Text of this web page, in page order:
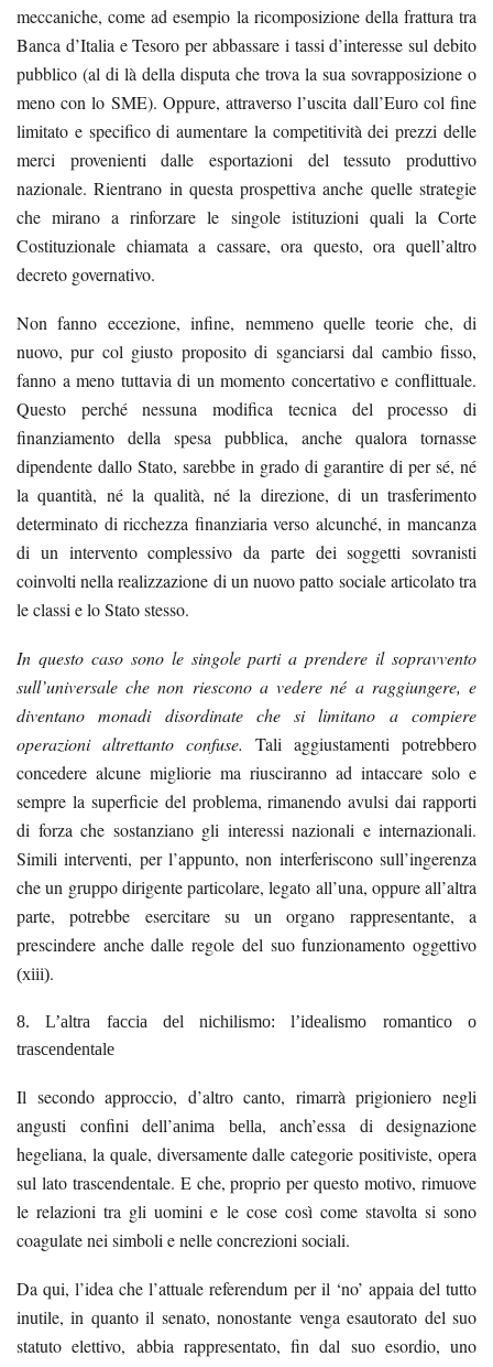
meccaniche, come ad esempio la ricomposizione della frattura tra
Banca d’Italia e Tesoro per abbassare i tassi d’interesse sul debito
pubblico (al di là della disputa che trova la sua sovrapposizione o
meno con lo SME). Oppure, attraverso l’uscita dall’Euro col fine
limitato e specifico di aumentare la competitività dei prezzi delle
merci provenienti dalle esportazioni del tessuto produttivo
nazionale. Rientrano in questa prospettiva anche quelle strategie
che mirano a rinforzare le singole istituzioni quali la Corte
Costituzionale chiamata a cassare, ora questo, ora quell’altro
decreto governativo.
Non fanno eccezione, infine, nemmeno quelle teorie che, di
nuovo, pur col giusto proposito di sganciarsi dal cambio fisso,
fanno a meno tuttavia di un momento concertativo e conflittuale.
Questo perché nessuna modifica tecnica del processo di
finanziamento della spesa pubblica, anche qualora tornasse
dipendente dallo Stato, sarebbe in grado di garantire di per sé, né
la quantità, né la qualità, né la direzione, di un trasferimento
determinato di ricchezza finanziaria verso alcunché, in mancanza
di un intervento complessivo da parte dei soggetti sovranisti
coinvolti nella realizzazione di un nuovo patto sociale articolato tra
le classi e lo Stato stesso.
In questo caso sono le singole parti a prendere il sopravvento
sull’universale che non riescono a vedere né a raggiungere, e
diventano monadi disordinate che si limitano a compiere
operazioni altrettanto confuse. Tali aggiustamenti potrebbero
concedere alcune migliorie ma riusciranno ad intaccare solo e
sempre la superficie del problema, rimanendo avulsi dai rapporti
di forza che sostanziano gli interessi nazionali e internazionali.
Simili interventi, per l’appunto, non interferiscono sull’ingerenza
che un gruppo dirigente particolare, legato all’una, oppure all’altra
parte, potrebbe esercitare su un organo rappresentante, a
prescindere anche dalle regole del suo funzionamento oggettivo
(xiii).
8. L’altra faccia del nichilismo: l’idealismo romantico o
trascendentale
Il secondo approccio, d’altro canto, rimarrà prigioniero negli
angusti confini dell’anima bella, anch’essa di designazione
hegeliana, la quale, diversamente dalle categorie positiviste, opera
sul lato trascendentale. E che, proprio per questo motivo, rimuove
le relazioni tra gli uomini e le cose così come stavolta si sono
coagulate nei simboli e nelle concrezioni sociali.
Da qui, l’idea che l’attuale referendum per il ‘no’ appaia del tutto
inutile, in quanto il senato, nonostante venga esautorato del suo
statuto elettivo, abbia rappresentato, fin dal suo esordio, uno